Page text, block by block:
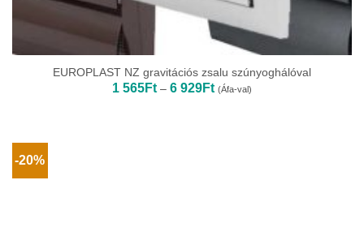
EUROPLAST NZ gravitációs zsalu szúnyoghálóval
1 565Ft – 6 929FtÁrtartomány:
1
(Áfa-val)
-20%